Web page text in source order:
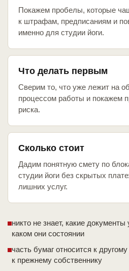
Покажем пробелы, которые
к штрафам, предписаниям и
именно для студии йоги.
Что делать первым
Сверим то, что уже лежит на
процессом работы и покажем
риска.
Сколько стоит
Дадим понятную смету по
студии йоги без скрытых
лишних услуг.
никто не знает, какие
каком они состоянии
часть бумаг относится к
к прежнему собственнику